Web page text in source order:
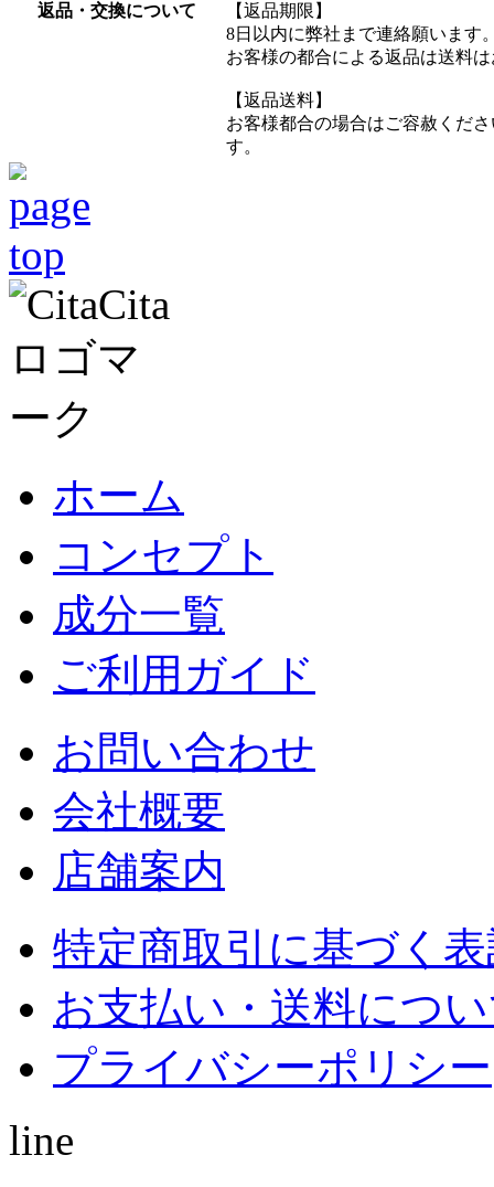
返品・交換について
【返品期限】
8日以内に弊社まで連絡願います
お客様の都合による返品は送料
【返品送料】
お客様都合の場合はご容赦くだ
す。
ホーム
コンセプト
成分一覧
ご利用ガイド
お問い合わせ
会社概要
店舗案内
特定商取引に基づく
お支払い・送料につ
プライバシーポリシー
line